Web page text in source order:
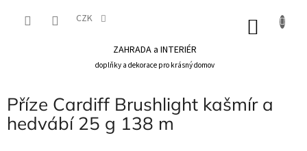
CZK
ZAHRADA a INTERIÉR
doplňky a dekorace pro krásný domov
Příze Cardiff Brushlight kašmír a
hedvábí 25 g 138 m